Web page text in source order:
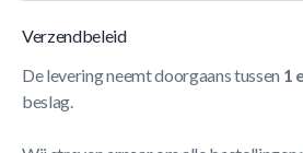
Verzendbeleid
De levering neemt doorgaans tussen 1
beslag.